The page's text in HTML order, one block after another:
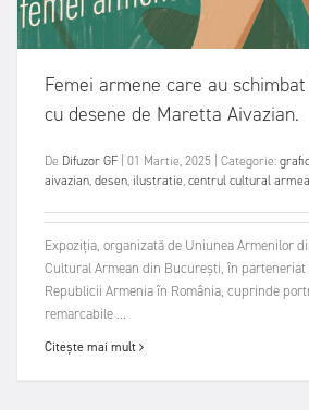
Femei armene care au
cu desene de Maretta Aivazian.
De Difuzor GF 01 Martie, 2025 Categorie:
aivazian,desen, ilustratie,centrul cultural
Expoziția, organizată de Uniunea Armenilor
Cultural Armean din București, în parteneriat
Republicii Armenia în România, cuprinde
remarcabile ...
Citește mai mult